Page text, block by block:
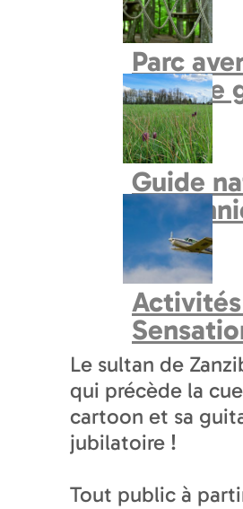
Circuits
Parc
explore
Guide
PHOTOS
Un spectacle
Tradition orale
en jouant de la
Le sultan de
qui précède la
cartoon et sa
jubilatoire !
Tout public à